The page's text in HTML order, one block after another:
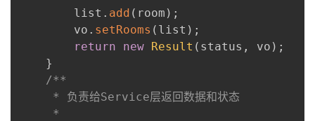
        list
. add ( room ) ;
        vo
. setRooms ( list ) ;
return
new Result ( status , vo ) ;
}
/**
     * 负责给Service层返回数据和状态
     *